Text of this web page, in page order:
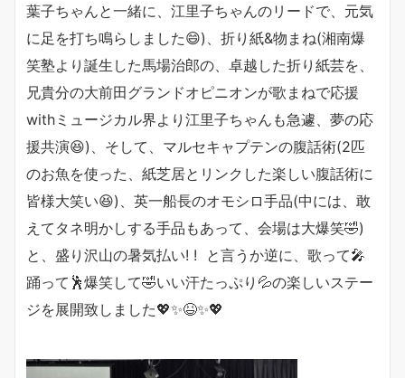
葉子ちゃんと一緒に、江里子ちゃんのリードで、元気
に足を打ち鳴らしました😄)、折り紙&物まね(湘南爆
笑塾より誕生した馬場治郎の、卓越した折り紙芸を、
兄貴分の大前田グランドオピニオンが歌まねで応援
withミュージカル界より江里子ちゃんも急遽、夢の応
援共演😆)、そして、マルセキャプテンの腹話術(2匹
のお魚を使った、紙芝居とリンクした楽しい腹話術に
皆様大笑い😆)、英一船長のオモシロ手品(中には、敢
えてタネ明かしする手品もあって、会場は大爆笑🤣)
と、盛り沢山の暑気払い! ! と言うか逆に、歌って🎤
踊って🕺爆笑して🤣いい汗たっぷり💦の楽しいステー
ジを展開致しました💖✨😆✨💖